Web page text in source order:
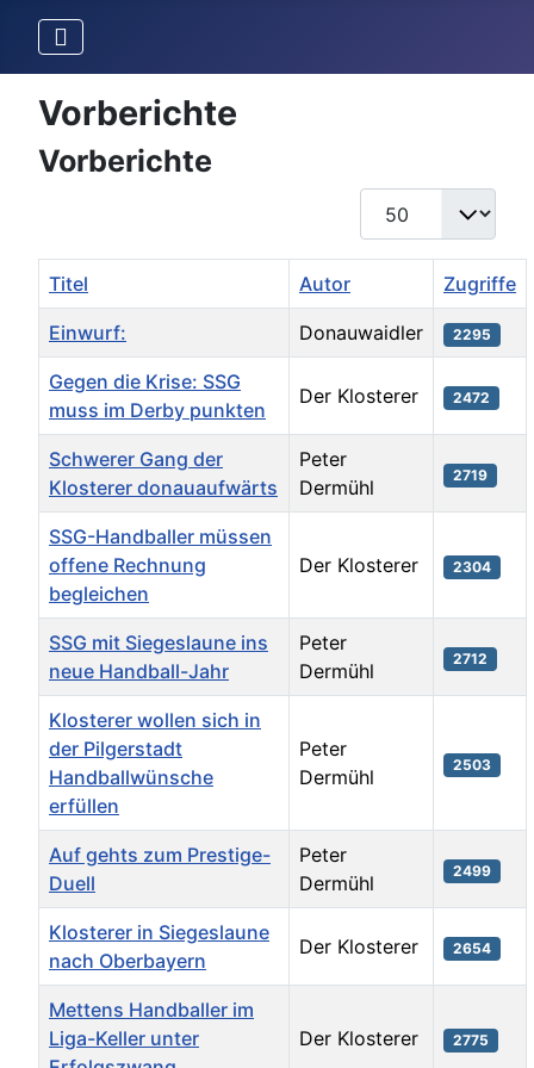
Vorberichte
Vorberichte
Anzeige #
Titel Autor Zugriffe
Einwurf: Donauwaidler 2295
Gegen die Krise: SSG
muss im Derby punkten
Der Klosterer 2472
Schwerer Gang der
Klosterer donauaufwärts
Peter
Dermühl
2719
SSG-Handballer müssen
offene Rechnung
begleichen
Der Klosterer 2304
SSG mit Siegeslaune ins
neue Handball-Jahr
Peter
Dermühl
2712
Klosterer wollen sich in
der Pilgerstadt
Handballwünsche
erfüllen
Peter
Dermühl
2503
Auf gehts zum Prestige-
Duell
Peter
Dermühl
2499
Klosterer in Siegeslaune
nach Oberbayern
Der Klosterer 2654
Mettens Handballer im
Liga-Keller unter
Der Klosterer 2775